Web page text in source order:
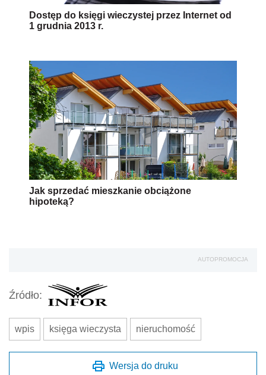
Dostęp do księgi wieczystej przez Internet od
1 grudnia 2013 r.
Jak sprzedać mieszkanie obciążone
hipoteką?
AUTOPROMOCJA
Źródło:
wpis księga wieczysta nieruchomość
Wersja do druku